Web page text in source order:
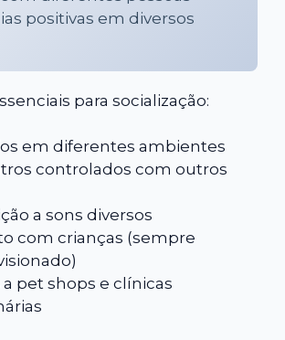
positivas em diversos
para socialização:
em diferentes ambientes
controlados com outros
a sons diversos
com crianças (sempre
a pet shops e clínicas